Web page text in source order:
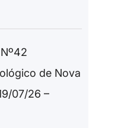
de Nova
07/26 –